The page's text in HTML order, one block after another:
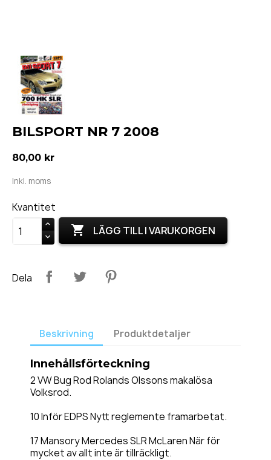
BILSPORT NR 7 2008
80,00 kr
Inkl. moms
Kvantitet
 LÄGG TILL I VARUKORGEN
Dela
Beskrivning Produktdetaljer
Innehållsförteckning
2 VW Bug Rod Rolands Olssons makalösa
Volksrod.
10 Inför EDPS Nytt reglemente framarbetat.
17 Mansory Mercedes SLR McLaren När för
mycket av allt inte är tillräckligt.